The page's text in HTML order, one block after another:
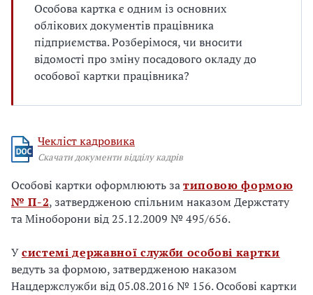
Особова картка є одним із основних
облікових документів працівника
підприємства. Розберімося, чи вносити
відомості про зміну посадового окладу до
особової картки працівника?
Чекліст кадровика
Скачати документи відділу кадрів
Особові картки оформлюють затиповою формою
№ П-2, затвердженою спільним наказом Держстату
та Міноборони від 25.12.2009 № 495/656.
Усистемі державної служби особові картки
ведуть за формою, затвердженою наказом
Нацдержслужби від 05.08.2016 № 156. Особові картки